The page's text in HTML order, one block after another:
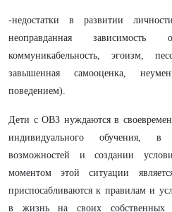
-недостатки в развитии
неоправданная
коммуникабельность, эгоизм,
завышенная самооценка,
поведением).
Дети с ОВЗ нуждаются в
индивидуального обучения, в
возможностей и создании
моментом этой ситуации
приспосабливаются к правилам и
в жизнь на своих собственных